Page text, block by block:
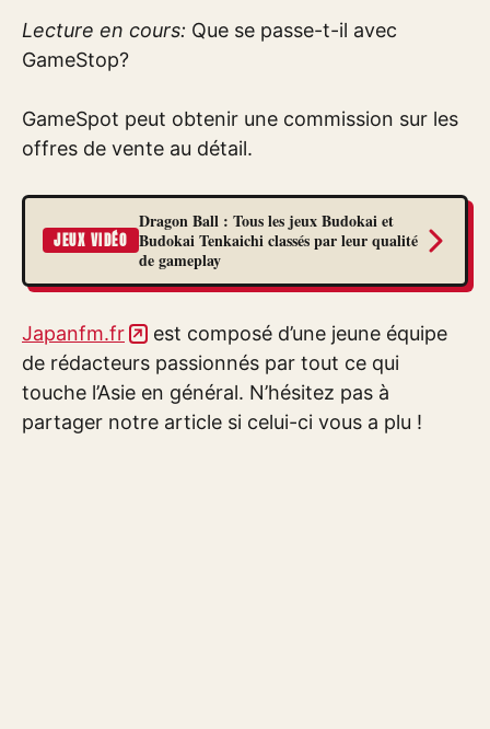
Lecture en cours: Que se passe-t-il avec
GameStop?
GameSpot peut obtenir une commission sur les
offres de vente au détail.
JEUX VIDÉO
Dragon Ball : Tous les jeux Budokai et
Budokai Tenkaichi classés par leur qualité
de gameplay
Japanfm.fr
est composé d’une jeune équipe
de rédacteurs passionnés par tout ce qui
touche l’Asie en général. N’hésitez pas à
partager notre article si celui-ci vous a plu !